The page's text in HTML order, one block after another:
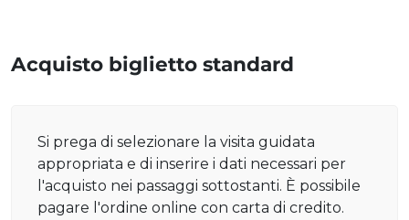
Acquisto biglietto standard
Si prega di selezionare la visita guidata
appropriata e di inserire i dati necessari per
l'acquisto nei passaggi sottostanti. È possibile
pagare l'ordine online con carta di credito.